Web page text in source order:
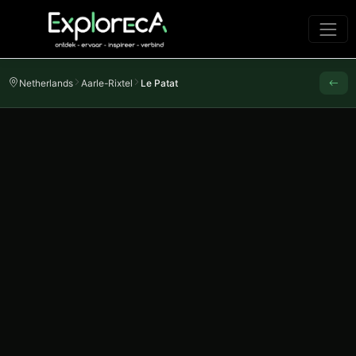
Netherlands Aarle-Rixtel Le Patat